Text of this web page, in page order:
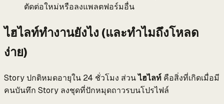
ตัดต่อใหม่หรือลงแพลตฟอร์มอื่น
ไฮไลท์ทำงานยังไง (และทำไมถึงโหลด
ง่าย)
Story ปกติหมดอายุใน 24 ชั่วโมง ส่วนไฮไลท์ คือสิ่งที่เกิดเมื่อมี
คนบันทึก Story ลงชุดที่ปักหมุดถาวรบนโปรไฟล์